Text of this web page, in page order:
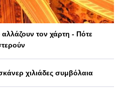
τον χάρτη - Πότε
χιλιάδες συμβόλαια